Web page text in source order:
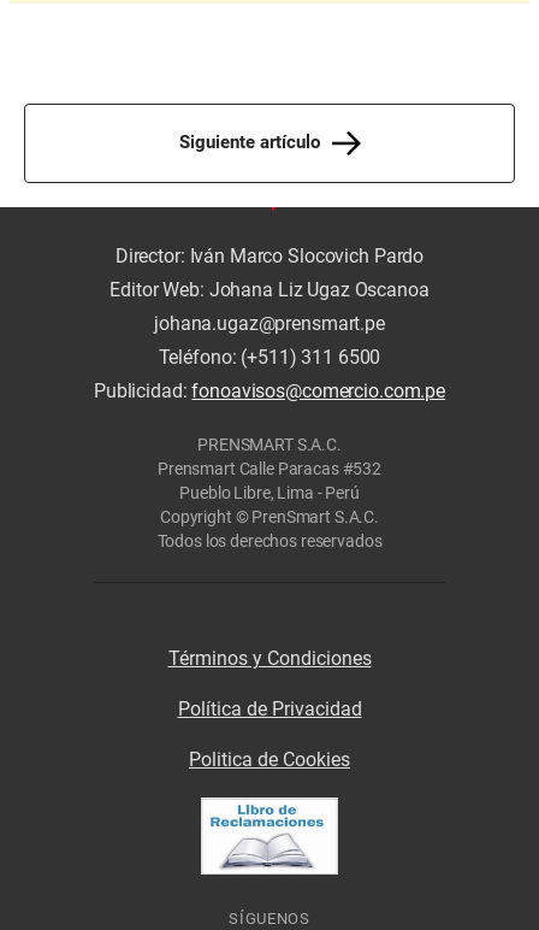
Siguiente artículo
Director: Iván Marco Slocovich Pardo
Editor Web: Johana Liz Ugaz Oscanoa
johana.ugaz@prensmart.pe
Teléfono: (+511) 311 6500
Publicidad:fonoavisos@comercio.com.pe
PRENSMART S.A.C.
Prensmart Calle Paracas #532
Pueblo Libre, Lima - Perú
Copyright © PrenSmart S.A.C.
Todos los derechos reservados
Términos y Condiciones
Política de Privacidad
Politica de Cookies
SÍGUENOS